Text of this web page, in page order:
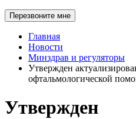
Перезвоните мне
Главная
Новости
Минздрав и регуляторы
Утвержден
офтальмологической
Утвержден